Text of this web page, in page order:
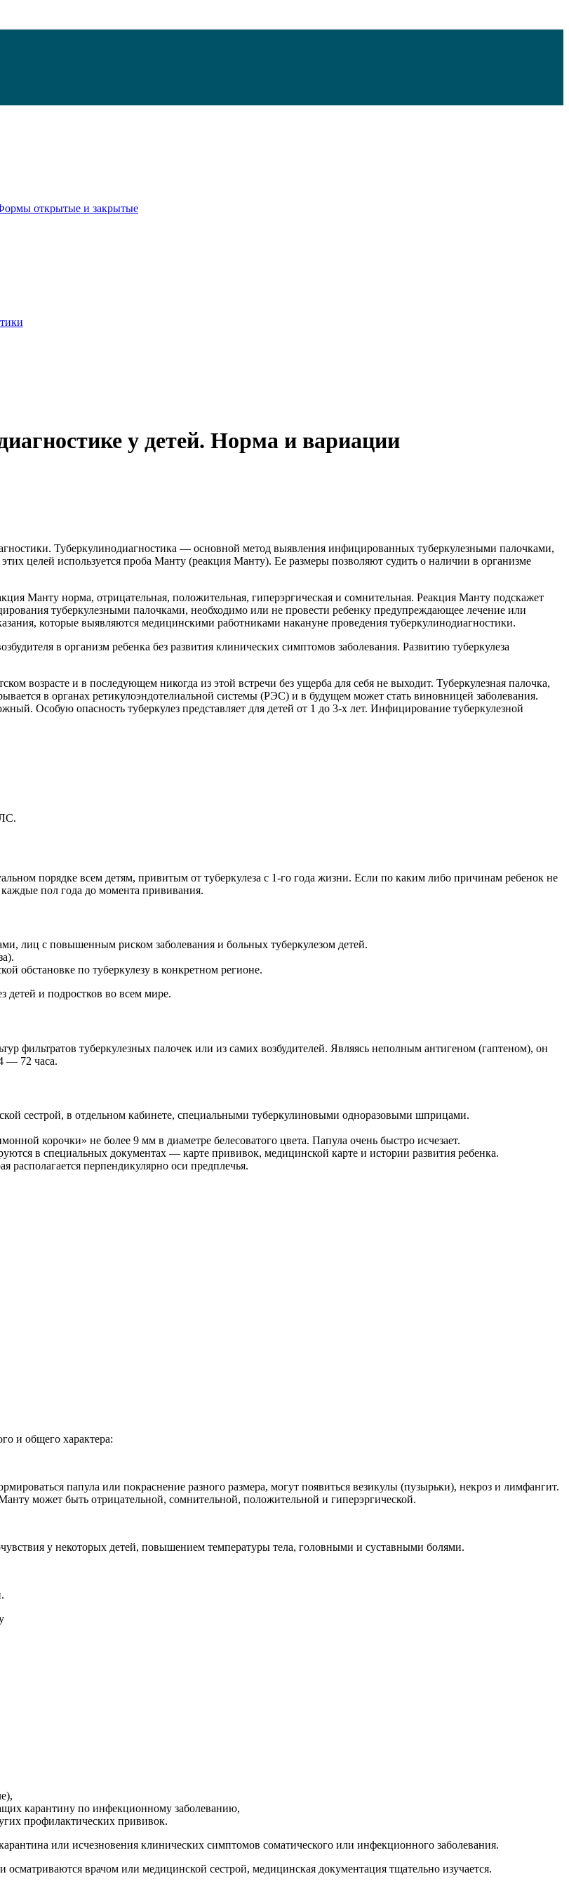
Формы открытые и закрытые
у детей. Норма и вариации
Туберкулинодиагностика — основной метод выявления инфицированных туберкулезными палочками,
целей используется проба Манту (реакция Манту). Ее размеры позволяют судить о наличии в организме
Манту норма, отрицательная, положительная, гиперэргическая и сомнительная. Реакция Манту подскажет
туберкулезными палочками, необходимо или не провести ребенку предупреждающее лечение или
которые выявляются медицинскими работниками накануне проведения туберкулинодиагностики.
в организм ребенка без развития клинических симптомов заболевания. Развитию туберкулеза
возрасте и в последующем никогда из этой встречи без ущерба для себя не выходит. Туберкулезная палочка,
в органах ретикулоэндотелиальной системы (РЭС) и в будущем может стать виновницей заболевания.
Особую опасность туберкулез представляет для детей от 1 до 3-х лет. Инфицирование туберкулезной
порядке всем детям, привитым от туберкулеза с 1-го года жизни. Если по каким либо причинам ребенок не
пол года до момента прививания.
лиц с повышенным риском заболевания и больных туберкулезом детей.
обстановке по туберкулезу в конкретном регионе.
детей и подростков во всем мире.
фильтратов туберкулезных палочек или из самих возбудителей. Являясь неполным антигеном (гаптеном), он
— 72 часа.
сестрой, в отдельном кабинете, специальными туберкулиновыми одноразовыми шприцами.
корочки» не более 9 мм в диаметре белесоватого цвета. Папула очень быстро исчезает.
в специальных документах — карте прививок, медицинской карте и истории развития ребенка.
располагается перпендикулярно оси предплечья.
и общего характера:
папула или покраснение разного размера, могут появиться везикулы (пузырьки), некроз и лимфангит.
может быть отрицательной, сомнительной, положительной и гиперэргической.
у некоторых детей, повышением температуры тела, головными и суставными болями.
карантину по инфекционному заболеванию,
профилактических прививок.
или исчезновения клинических симптомов соматического или инфекционного заболевания.
врачом или медицинской сестрой, медицинская документация тщательно изучается.